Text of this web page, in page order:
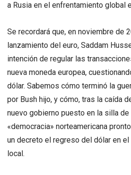
a Rusia en el enfrentamiento global
Se recordará que, en noviembre de
lanzamiento del euro, Saddam
intención de regular las
nueva moneda europea,
dólar. Sabemos cómo terminó la
por Bush hijo, y cómo, tras la caída
nuevo gobierno puesto en la silla de
«democracia» norteamericana
un decreto el regreso del dólar en
local.